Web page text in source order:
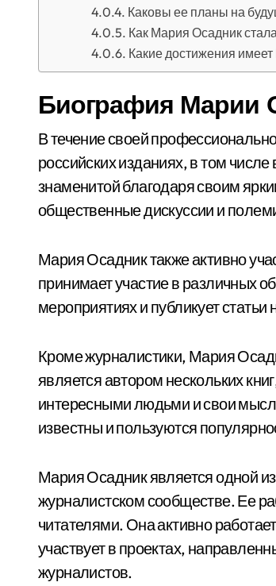
Каковы ее планы на
Как Мария Осадник
Какие достижения
Биография Марии
В течение своей
российских изданиях, в том
знаменитой благодаря своим
общественные дискуссии и
Мария Осадник также активно
принимает участие в различных
мероприятиях и публикует
Кроме журналистики, Мария
является автором нескольких
интересными людьми и свои
известны и пользуются
Мария Осадник является одной
журналистском сообществе. Ее
читателями. Она активно
участвует в проектах,
журналистов.